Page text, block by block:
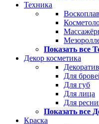
Техника
Показать все
Декор косметика
Для
Для губ
Для лица
Для
Показать все
Краска